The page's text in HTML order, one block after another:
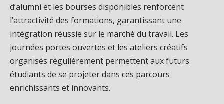
d’alumni et les bourses disponibles renforcent
l’attractivité des formations, garantissant une
intégration réussie sur le marché du travail. Les
journées portes ouvertes et les ateliers créatifs
organisés régulièrement permettent aux futurs
étudiants de se projeter dans ces parcours
enrichissants et innovants.